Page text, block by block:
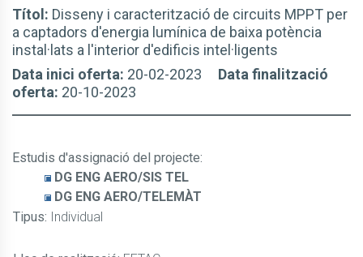
Títol: Disseny i caracterització de circuits MPPT per
a captadors d'energia lumínica de baixa potència
instal·lats a l'interior d'edificis intel·ligents
Data inici oferta: 20-02-2023 Data finalització
oferta: 20-10-2023
Estudis d'assignació del projecte:
DG ENG AERO/SIS TEL
DG ENG AERO/TELEMÀT
Tipus: Individual